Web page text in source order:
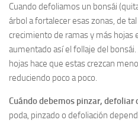
Cuando defoliamos un bonsái
árbol a fortalecer esas zonas, de
crecimiento de ramas y más hojas
aumentado así el follaje del
hojas hace que estas crezcan
reduciendo poco a poco.
Cuándo debemos pinzar, defoliar
poda, pinzado o defoliación